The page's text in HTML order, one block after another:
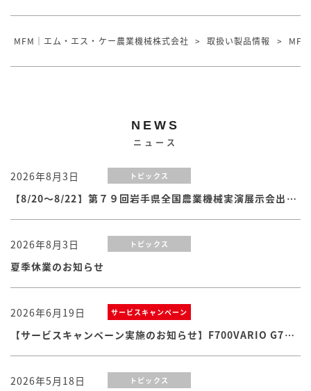
MFM｜エム・エス・ケー農業機械株式会社 > 取扱い製品情報 >
NEWS
ニュース
2026年8月3日 トピックス
【8/20～8/22】第７９回岩手県全国農業機械実演展示会出展のお知らせ
2026年8月3日 トピックス
夏季休業のお知らせ
2026年6月19日 サービスキャンペーン
【サービスキャンペーン実施のお知らせ】F700VARIO G7シリーズ
2026年5月18日 トピックス